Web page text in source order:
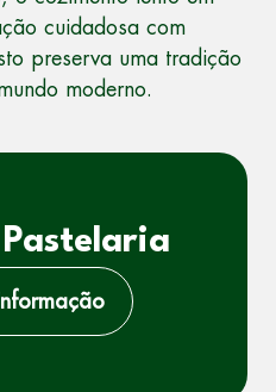
cuidadosa com
preserva uma tradição
moderno.